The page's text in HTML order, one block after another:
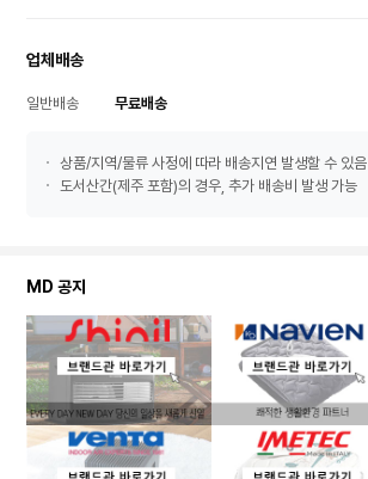
업체배송
일반배송 무료배송
상품/지역/물류 사정에 따라 배송지연 발생할 수 있음
도서산간(제주 포함)의 경우, 추가 배송비 발생 가능
MD 공지